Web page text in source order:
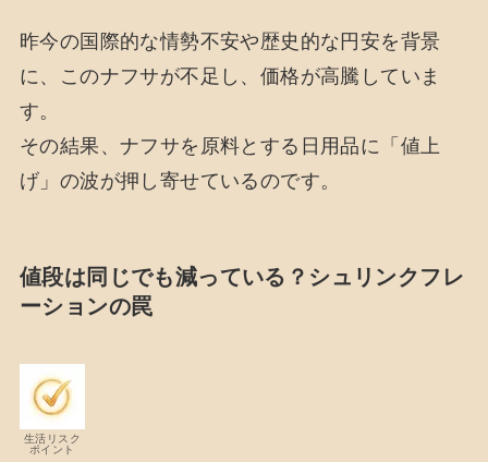
昨今の国際的な情勢不安や歴史的な円安を背景
に、このナフサが不足し、価格が高騰していま
す。
その結果、ナフサを原料とする日用品に「値上
げ」の波が押し寄せているのです。
値段は同じでも減っている？シュリンクフレ
ーションの罠
生活リスク
ポイント